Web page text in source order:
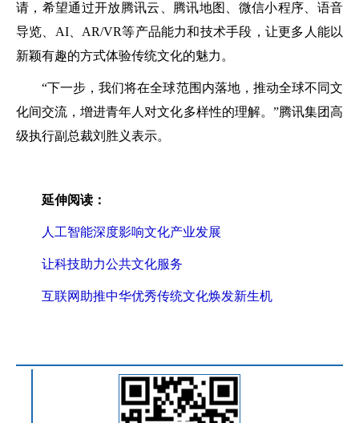
请，希望通过开放腾讯云、腾讯地图、微信小程序、语音
导览、AI、AR/VR等产品能力和技术手段，让更多人能以
新颖有趣的方式体验传统文化的魅力。
“下一步，我们将在全球范围内落地，推动全球不同文
化间交流，增进青年人对文化多样性的理解。”腾讯集团高
级执行副总裁刘胜义表示。
延伸阅读：
人工智能深度影响文化产业发展
让科技助力公共文化服务
互联网助推中华优秀传统文化焕发新生机